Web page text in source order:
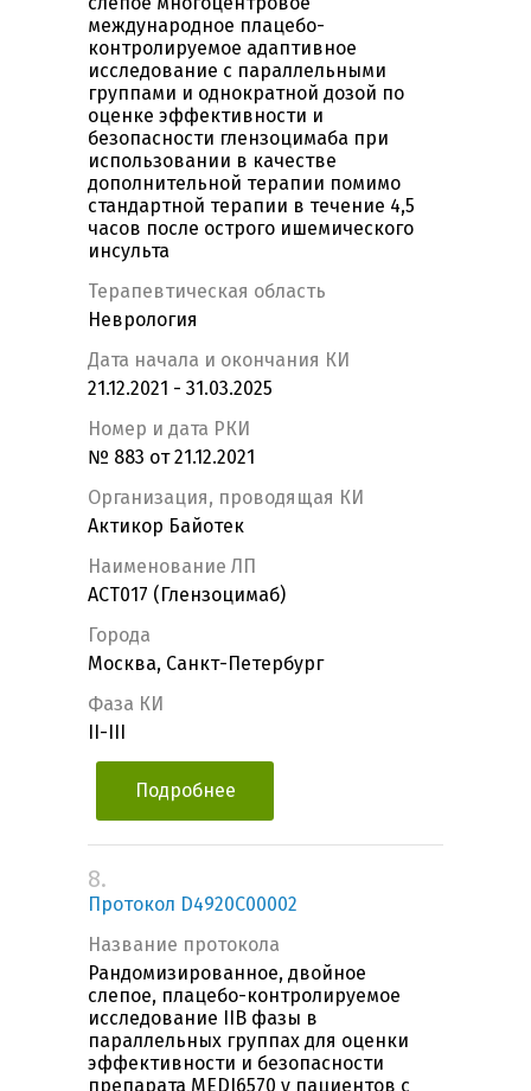
международное плацебо-
контролируемое адаптивное
исследование с параллельными
группами и однократной дозой по
оценке эффективности и
безопасности глензоцимаба при
использовании в качестве
дополнительной терапии помимо
стандартной терапии в течение 4,5
часов после острого ишемического
инсульта
Терапевтическая область
Неврология
Дата начала и окончания КИ
21.12.2021 - 31.03.2025
Номер и дата РКИ
№ 883 от 21.12.2021
Организация, проводящая КИ
Актикор Байотек
Наименование ЛП
ACT017 (Глензоцимаб)
Города
Москва, Санкт-Петербург
Фаза КИ
II-III
Подробнее
8.
Протокол D4920C00002
Название протокола
Рандомизированное, двойное
слепое, плацебо-контролируемое
исследование IIB фазы в
параллельных группах для оценки
эффективности и безопасности
препарата MEDI6570 у пациентов с